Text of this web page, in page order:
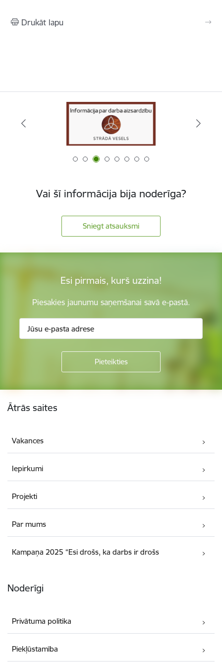
Drukāt lapu
Vai šī informācija bija noderīga?
Sniegt atsauksmi
Esi pirmais, kurš uzzina!
Piesakies jaunumu saņemšanai savā e-pastā.
Ātrās saites
Vakances
Iepirkumi
Projekti
Par mums
Kampaņa 2025 “Esi drošs, ka darbs ir drošs
Noderīgi
Privātuma politika
Piekļūstamība